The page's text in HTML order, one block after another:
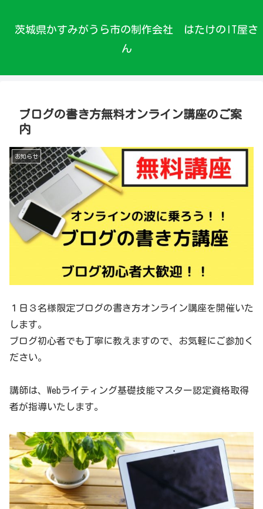
茨城県かすみがうら市の制作会社 はたけのIT屋さ
ん
ブログの書き方無料オンライン講座のご案
内
お知らせ
１日３名様限定ブログの書き方オンライン講座を開催いた
します。
ブログ初心者でも丁寧に教えますので、お気軽にご参加く
ださい。
講師は、Webライティング基礎技能マスター認定資格取得
者が指導いたします。